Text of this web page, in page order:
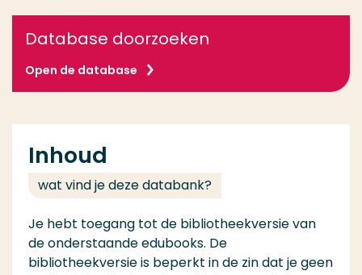
Database doorzoeken
Open de database
Inhoud
wat vind je deze databank?
Je hebt toegang tot de bibliotheekversie van
de onderstaande edubooks. De
bibliotheekversie is beperkt in de zin dat je geen